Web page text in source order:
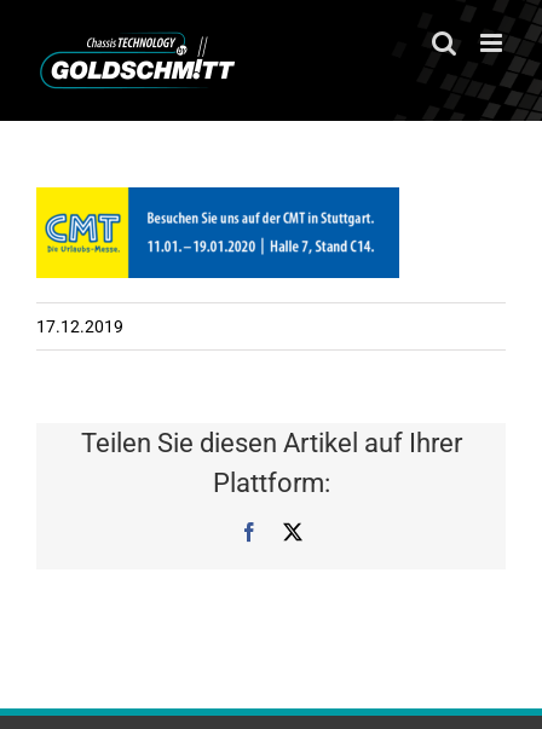
Inhalt
17.12.2019
Teilen Sie diesen Artikel auf Ihrer
Plattform:
Facebook